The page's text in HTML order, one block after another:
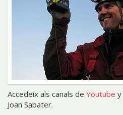
Accedeix als canals de Youtube y
Joan Sabater.